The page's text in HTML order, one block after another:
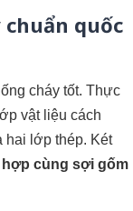
chuẩn quốc
cháy tốt. Thực
vật liệu cách
lớp thép. Két
hợp cùng sợi gốm